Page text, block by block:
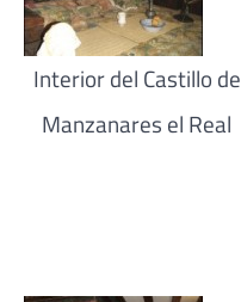
Interior del Castillo de
Manzanares el Real